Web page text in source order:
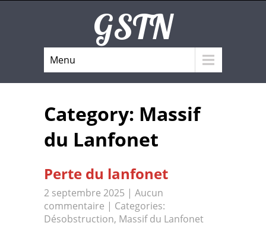
GSTN
Menu
Category: Massif
du Lanfonet
Perte du lanfonet
2 septembre 2025 | Aucun
commentaire | Categories:
Désobstruction, Massif du Lanfonet